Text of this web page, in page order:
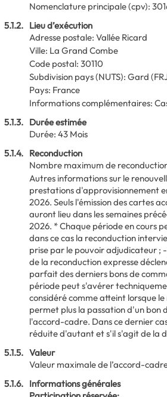
Nomenclature principale(cpv):
5.1.2. Lieu d’exécution
Adresse postale: Vallée Ricard
Ville: La Grand Combe
Code postal: 30110
Subdivision pays (NUTS): Gard (
Pays: France
Informations complémentaires:
5.1.3. Durée estimée
Durée: 43 Mois
5.1.4. Reconduction
Nombre maximum de
Autres informations sur le
prestations d'approvisionnement
2026. Seuls l'émission des cartes
auront lieu dans les semaines
2026. * Chaque période en cours
dans ce cas la reconduction
prise par le pouvoir adjudicateur ;
de la reconduction expresse
parfait des derniers bons de
période peut s'avérer
considéré comme atteint lorsque
permet plus la passation d'un bon
l'accord-cadre. Dans ce dernier
réduite d'autant et s'il s'agit de la
5.1.5. Valeur
Valeur maximale de l’accord-
5.1.6. Informations générales